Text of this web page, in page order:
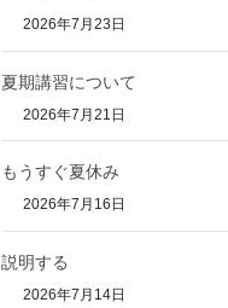
2026年7月23日
夏期講習について
2026年7月21日
もうすぐ夏休み
2026年7月16日
説明する
2026年7月14日